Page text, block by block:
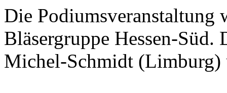
Die Podiumsveranstaltung
Bläsergruppe Hessen-
Michel-Schmidt (Limburg)